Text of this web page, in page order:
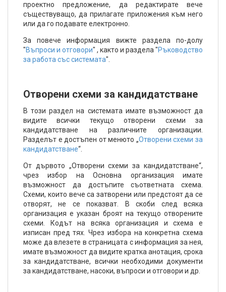
проектно предложение, да редактирате вече
съществуващо, да прилагате приложения към него
или да го подавате електронно.
За повече информация вижте раздела по-долу
"Въпроси и отговори" , както и раздела "Ръководство
за работа със системата".
Отворени схеми за кандидатстване
В този раздел на системата имате възможност да
видите всички текущо отворени схеми за
кандидатстване на различните организации.
Разделът е достъпен от менюто „Отворени схеми за
кандидатстване“.
От дървото „Отворени схеми за кандидатстване“,
чрез избор на Основна организация имате
възможност да достъпите съответната схема.
Схеми, които вече са затворени или предстоят да се
отворят, не се показват. В скоби след всяка
организация е указан броят на текущо отворените
схеми. Кодът на всяка организация и схема е
изписан пред тях. Чрез избора на конкретна схема
може да влезете в страницата с информация за нея,
имате възможност да видите кратка анотация, срока
за кандидатстване, всички необходими документи
за кандидатстване, насоки, въпроси и отговори и др.